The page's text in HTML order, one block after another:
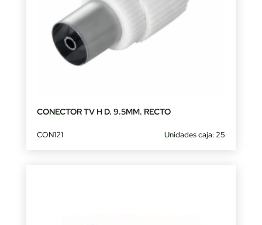
CONECTOR TV H D. 9.5MM. RECTO
CON121 Unidades caja: 25